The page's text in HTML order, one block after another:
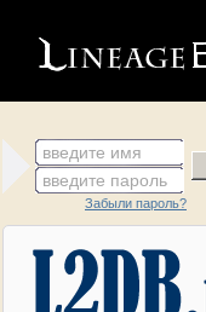
введите имя
введите пароль
Забыли пароль?